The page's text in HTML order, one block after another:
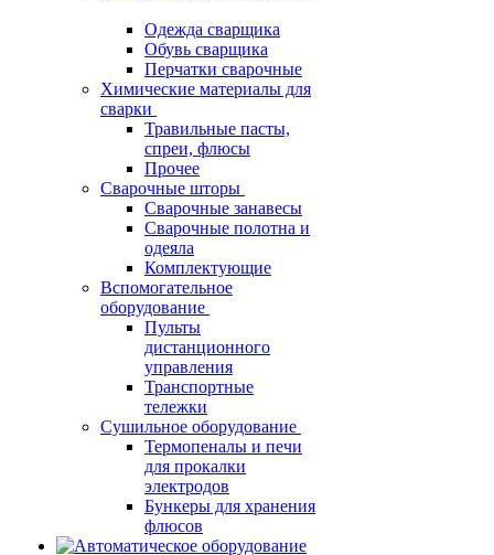
Одежда сварщика
Обувь сварщика
Перчатки сварочные
Химические материалы для
сварки
Травильные пасты,
спреи, флюсы
Прочее
Сварочные шторы
Сварочные занавесы
Сварочные полотна и
одеяла
Комплектующие
Вспомогательное
оборудование
Пульты
дистанционного
управления
Транспортные
тележки
Сушильное оборудование
Термопеналы и печи
для прокалки
электродов
Бункеры для хранения
флюсов